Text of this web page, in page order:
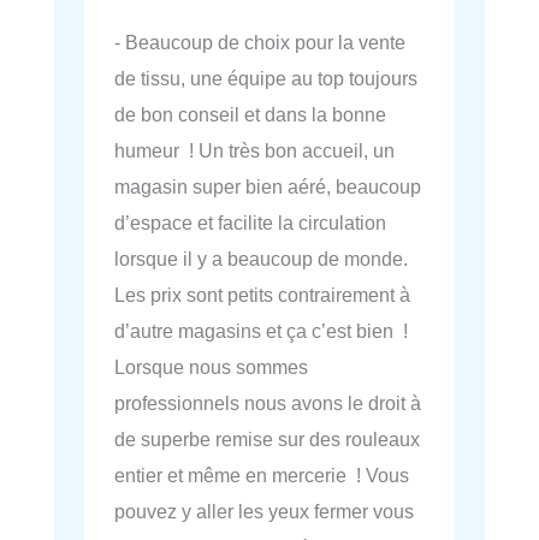
- Beaucoup de choix pour la vente
de tissu, une équipe au top toujours
de bon conseil et dans la bonne
humeur ! Un très bon accueil, un
magasin super bien aéré, beaucoup
d’espace et facilite la circulation
lorsque il y a beaucoup de monde.
Les prix sont petits contrairement à
d’autre magasins et ça c’est bien !
Lorsque nous sommes
professionnels nous avons le droit à
de superbe remise sur des rouleaux
entier et même en mercerie ! Vous
pouvez y aller les yeux fermer vous